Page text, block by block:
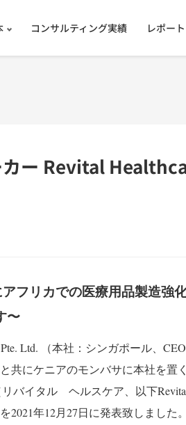
コンサルティング実績 レポート
カー Revital
フリカでの医療用品製造強
〜
Pte. Ltd. （本社：シンガポール、
共にケニアのモンバサに本社を置
リバイタル ヘルスケア、以下
年12月27日に発表致しました。